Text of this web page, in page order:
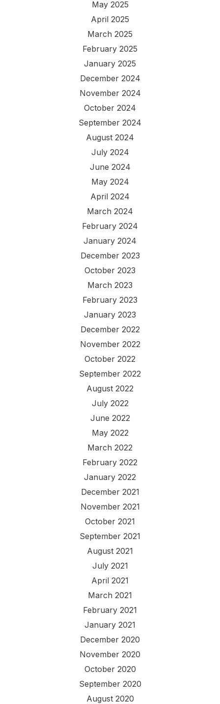
May 2025
April 2025
March 2025
February 2025
January 2025
December 2024
November 2024
October 2024
September 2024
August 2024
July 2024
June 2024
May 2024
April 2024
March 2024
February 2024
January 2024
December 2023
October 2023
March 2023
February 2023
January 2023
December 2022
November 2022
October 2022
September 2022
August 2022
July 2022
June 2022
May 2022
March 2022
February 2022
January 2022
December 2021
November 2021
October 2021
September 2021
August 2021
July 2021
April 2021
March 2021
February 2021
January 2021
December 2020
November 2020
October 2020
September 2020
August 2020